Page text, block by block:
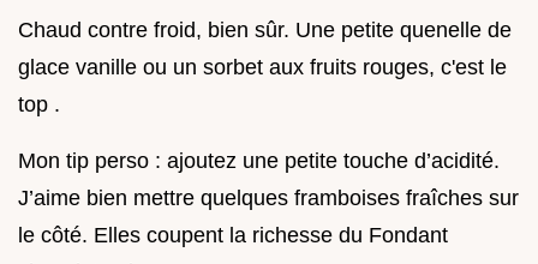
Chaud contre froid, bien sûr. Une petite quenelle de
glace vanille ou un sorbet aux fruits rouges, c'est le
top .
Mon tip perso : ajoutez une petite touche d’acidité.
J’aime bien mettre quelques framboises fraîches sur
le côté. Elles coupent la richesse du Fondant